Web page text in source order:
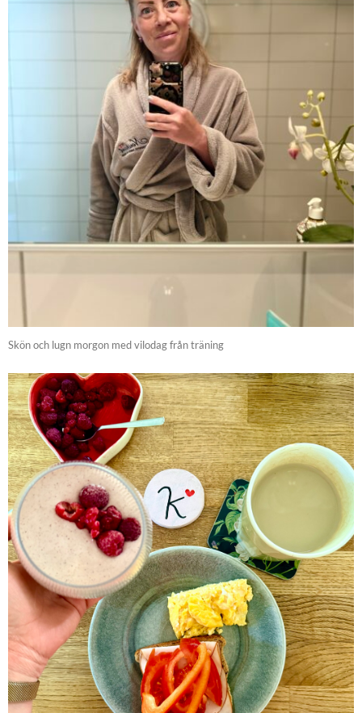
Skön och lugn morgon med vilodag från träning